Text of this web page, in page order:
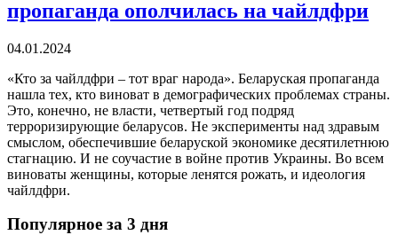
пропаганда ополчилась на чайлдфри
04.01.2024
«Кто за чайлдфри – тот враг народа». Беларуская пропаганда
нашла тех, кто виноват в демографических проблемах страны.
Это, конечно, не власти, четвертый год подряд
терроризирующие беларусов. Не эксперименты над здравым
смыслом, обеспечившие беларуской экономике десятилетнюю
стагнацию. И не соучастие в войне против Украины. Во всем
виноваты женщины, которые ленятся рожать, и идеология
чайлдфри.
Популярное за 3 дня